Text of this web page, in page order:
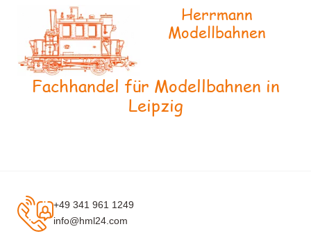
Herrmann
Modellbahnen
Fachhandel für Modellbahnen in
Leipzig
+49 341 961 1249
info@hml24.com